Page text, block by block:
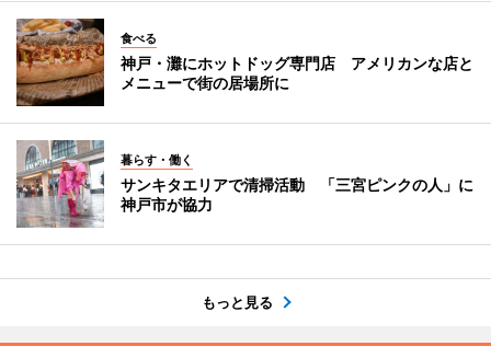
食べる
神戸・灘にホットドッグ専門店 アメリカンな店と
メニューで街の居場所に
暮らす・働く
サンキタエリアで清掃活動 「三宮ピンクの人」に
神戸市が協力
もっと見る